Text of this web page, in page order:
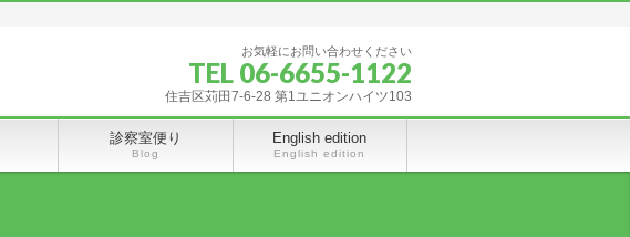
お気軽にお問い合わせください
TEL 06-6655-1122
住吉区苅田7-6-28 第1ユニオンハイツ103
診察室便り
Blog
English edition
English edition